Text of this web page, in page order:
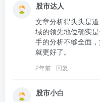
股市达人
文章分析得头头是
域的领先地位确实
手的分析不够全面
就更好了。
2年前 回复
股市小白